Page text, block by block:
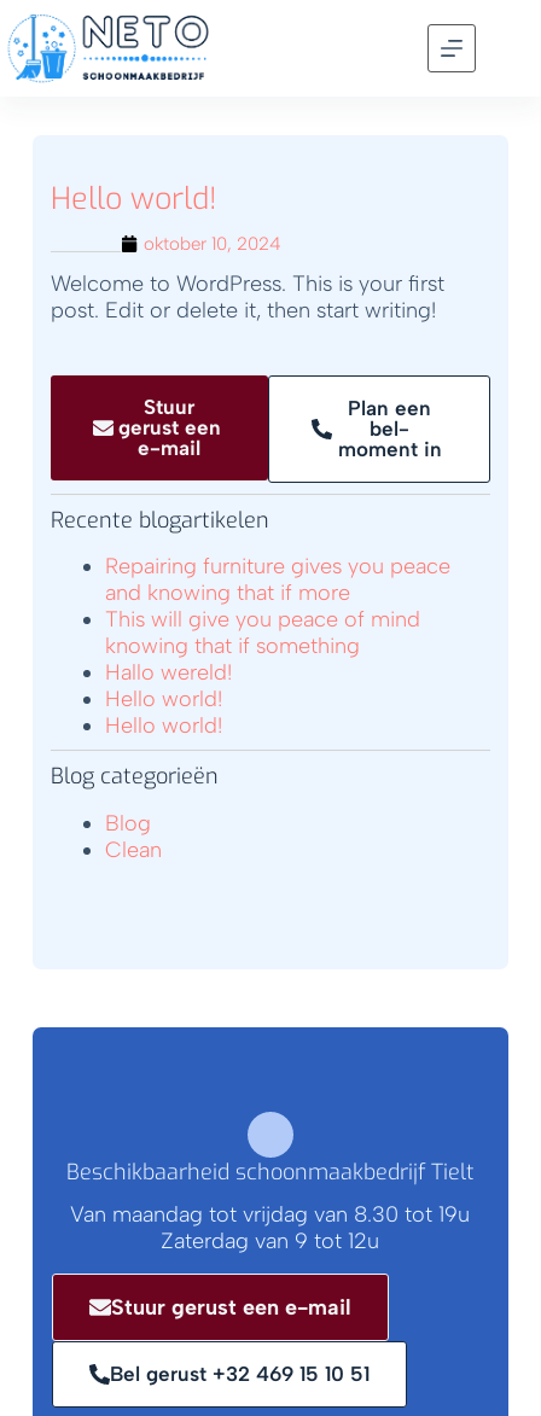
Hello world!
oktober 10, 2024
Welcome to WordPress. This is your first
post. Edit or delete it, then start writing!
Stuur
gerust een
e-mail
Plan een
bel-
moment in
Recente blogartikelen
Repairing furniture gives you peace
and knowing that if more
This will give you peace of mind
knowing that if something
Hallo wereld!
Hello world!
Hello world!
Blog categorieën
Blog
Clean
Beschikbaarheid schoonmaakbedrijf Tielt
Van maandag tot vrijdag van 8.30 tot 19u
Zaterdag van 9 tot 12u
Stuur gerust een e-mail
Bel gerust +32 469 15 10 51